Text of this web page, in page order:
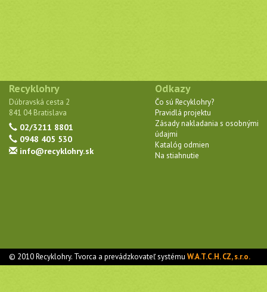
Recyklohry
Dúbravská cesta 2
841 04 Bratislava
02/3211 8801
0948 405 530
info@recyklohry.sk
Odkazy
Čo sú Recyklohry?
Pravidlá projektu
Zásady nakladania s osobnými
údajmi
Katalóg odmien
Na stiahnutie
© 2010 Recyklohry. Tvorca a prevádzkovateľ systémuW.A.T.C.H. CZ, s.r.o.